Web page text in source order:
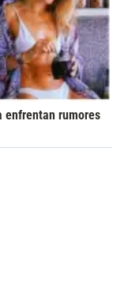
enfrentan rumores